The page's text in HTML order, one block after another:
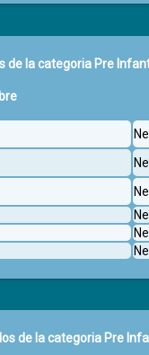
de la categoria Pre
de la categoria Pre